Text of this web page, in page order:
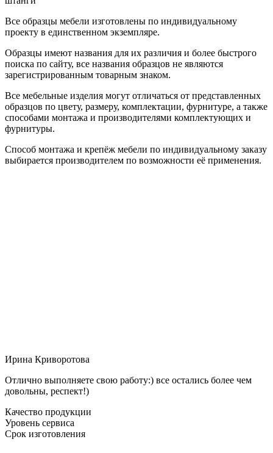
Все образцы мебели изготовлены по индивидуальному
проекту в единственном экземпляре.
Образцы имеют названия для их различия и более быстрого
поиска по сайту, все названия образцов не являются
зарегистрированным товарным знаком.
Все мебельные изделия могут отличаться от представленных
образцов по цвету, размеру, комплектации, фурнитуре, а также
способами монтажа и производителями комплектующих и
фурнитуры.
Способ монтажа и крепёж мебели по индивидуальному заказу
выбирается производителем по возможности её применения.
Ирина Криворотова
Отлично выполняете свою работу:) все остались более чем
довольны, респект!)
Качество продукции
Уровень сервиса
Срок изготовления